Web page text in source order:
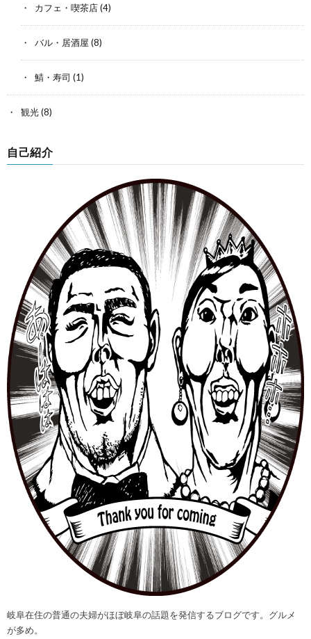
カフェ・喫茶店(4)
バル・居酒屋 (8)
鯖・寿司 (1)
観光(8)
自己紹介
岐阜在住の普通の夫婦がほぼ岐阜の話題を発信するブログです。グルメ
が多め。